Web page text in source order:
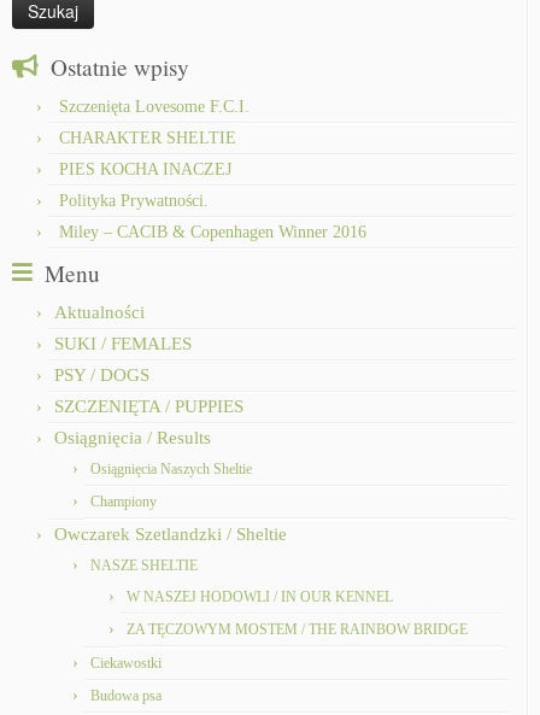
Ostatnie wpisy
Szczenięta Lovesome F.C.I.
CHARAKTER SHELTIE
PIES KOCHA INACZEJ
Polityka Prywatności.
Miley – CACIB & Copenhagen Winner 2016
Menu
Aktualności
SUKI / FEMALES
PSY / DOGS
SZCZENIĘTA / PUPPIES
Osiągnięcia / Results
Osiągnięcia Naszych Sheltie
Championy
Owczarek Szetlandzki / Sheltie
NASZE SHELTIE
W NASZEJ HODOWLI / IN OUR KENNEL
ZA TĘCZOWYM MOSTEM / THE RAINBOW BRIDGE
Ciekawostki
Budowa psa